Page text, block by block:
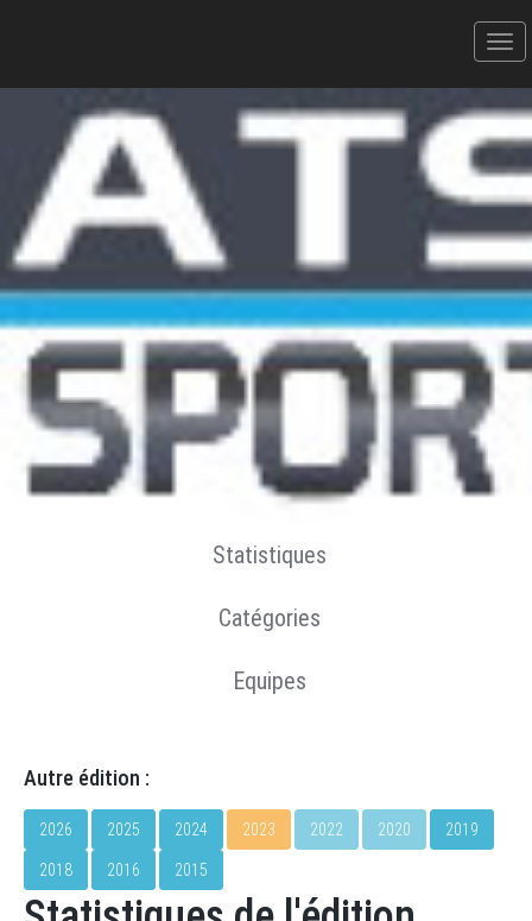
TRAIL MIREVAL - 05/02/2023
17 km - La Gardiole
Donner votre avis
Aperçu
Résultats
Statistiques
Catégories
Equipes
Autre édition :
2026 2025 2024 2023 2022 2020 2019
2018 2016 2015